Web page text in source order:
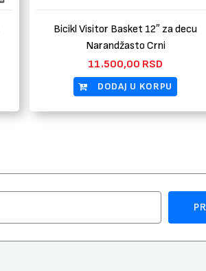
Bicikl Visitor Basket 12″ za decu
Narandžasto Crni
11.500,00 RSD
DODAJ U KORPU